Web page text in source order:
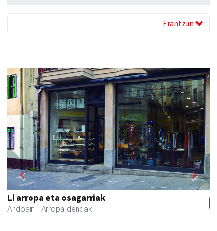
Erantzun
Aldama tapia aholkularitza
Andoain - Aholkularitza
Previous Next